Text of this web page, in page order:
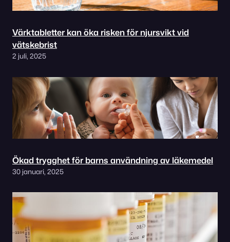
Värktabletter kan öka risken för njursvikt vid
vätskebrist
2 juli, 2025
Ökad trygghet för barns användning av läkemedel
30 januari, 2025